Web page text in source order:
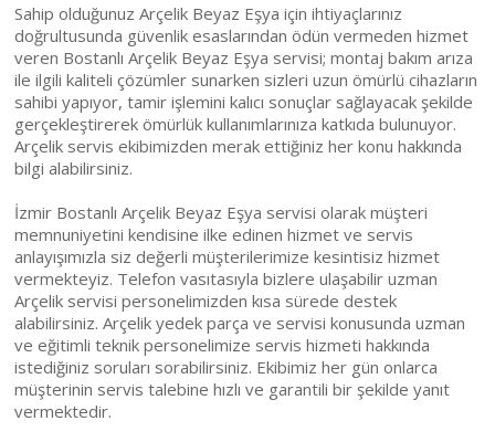
Sahip olduğunuz Arçelik Beyaz Eşya için ihtiyaçlarınız
doğrultusunda güvenlik esaslarından ödün vermeden hizmet
veren Bostanlı Arçelik Beyaz Eşya servisi; montaj bakım arıza
ile ilgili kaliteli çözümler sunarken sizleri uzun ömürlü cihazların
sahibi yapıyor, tamir işlemini kalıcı sonuçlar sağlayacak şekilde
gerçekleştirerek ömürlük kullanımlarınıza katkıda bulunuyor.
Arçelik servis ekibimizden merak ettiğiniz her konu hakkında
bilgi alabilirsiniz.
İzmir Bostanlı Arçelik Beyaz Eşya servisi olarak müşteri
memnuniyetini kendisine ilke edinen hizmet ve servis
anlayışımızla siz değerli müşterilerimize kesintisiz hizmet
vermekteyiz. Telefon vasıtasıyla bizlere ulaşabilir uzman
Arçelik servisi personelimizden kısa sürede destek
alabilirsiniz. Arçelik yedek parça ve servisi konusunda uzman
ve eğitimli teknik personelimize servis hizmeti hakkında
istediğiniz soruları sorabilirsiniz. Ekibimiz her gün onlarca
müşterinin servis talebine hızlı ve garantili bir şekilde yanıt
vermektedir.